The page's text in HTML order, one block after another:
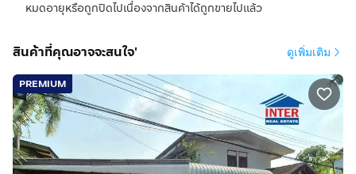
หมดอายุหรือถูกปิดไปเนื่องจากสินค้าได้ถูกขายไปแล้ว
สินค้าที่คุณอาจจะสนใจ' ดูเพิ่มเติม
PREMIUM